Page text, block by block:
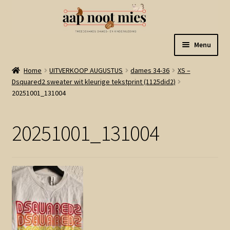
naar
navigatie
de
inhoud
Menu
Welkom
Gastenboek
Winkelmand
Linkjes
Home UITVERKOOP AUGUSTUS dames 34-36
XS –
Dsquared2 sweater wit kleurige tekstprint (1125did2)
20251001_131004
20251001_131004